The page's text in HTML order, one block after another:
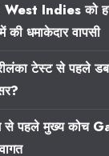
Indies को
धमाकेदार वापसी
टेस्ट से पहले
से पहले मुख्य कोच